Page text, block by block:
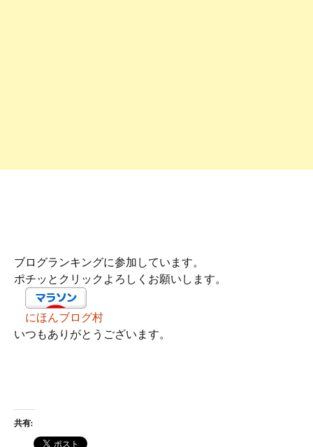
ブログランキングに参加しています。
ポチッとクリックよろしくお願いします。
にほんブログ村
いつもありがとうございます。
共有: